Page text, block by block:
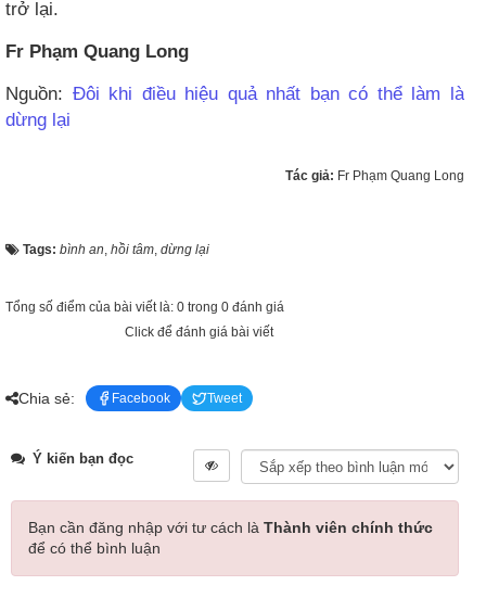
trở lại.
Fr Phạm Quang Long
Nguồn: Đôi khi điều hiệu quả nhất bạn có thể làm là
dừng lại
Tác giả: Fr Phạm Quang Long
Tags: bình an, hồi tâm, dừng lại
Tổng số điểm của bài viết là: 0 trong 0 đánh giá
Click để đánh giá bài viết
Chia sẻ: Facebook Tweet
Ý kiến bạn đọc
Bạn cần đăng nhập với tư cách là Thành viên chính thức
để có thể bình luận